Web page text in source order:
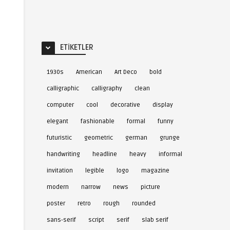
ETIKETLER
1930s American Art Deco bold
calligraphic calligraphy clean
computer cool decorative display
elegant fashionable formal funny
futuristic geometric german grunge
handwriting headline heavy informal
invitation legible logo magazine
modern narrow news picture
poster retro rough rounded
sans-serif script serif slab serif